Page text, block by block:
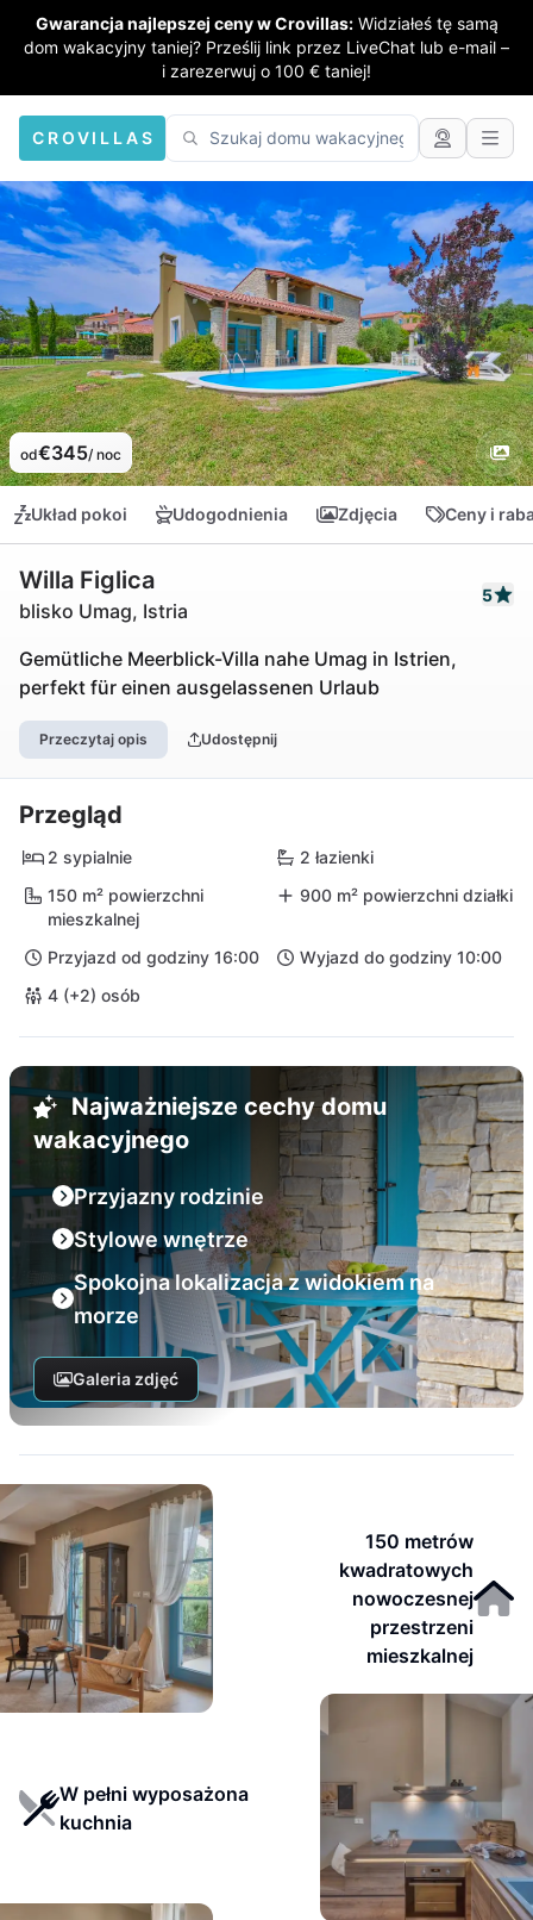
Gwarancja najlepszej ceny w Crovillas: Widziałeś tę samą
dom wakacyjny taniej? Prześlij link przez LiveChat lub e-mail –
i zarezerwuj o 100 € taniej!
CROVILLAS
od€345/ noc
Układ pokoi Udogodnienia Zdjęcia Ceny i
Willa Figlica
blisko Umag, Istria
5
Gemütliche Meerblick-Villa nahe Umag in Istrien,
perfekt für einen ausgelassenen Urlaub
Przeczytaj opis Udostępnij
Przegląd
2 sypialnie
2 łazienki
150 m² powierzchni
mieszkalnej
900 m² powierzchni działki
Przyjazd od godziny 16:00
Wyjazd do godziny 10:00
4 (+2) osób
Najważniejsze cechy domu
wakacyjnego
Przyjazny rodzinie
Stylowe wnętrze
Spokojna lokalizacja z widokiem na
morze
Galeria zdjęć
150 metrów
kwadratowych
nowoczesnej
przestrzeni
mieszkalnej
W pełni wyposażona
kuchnia